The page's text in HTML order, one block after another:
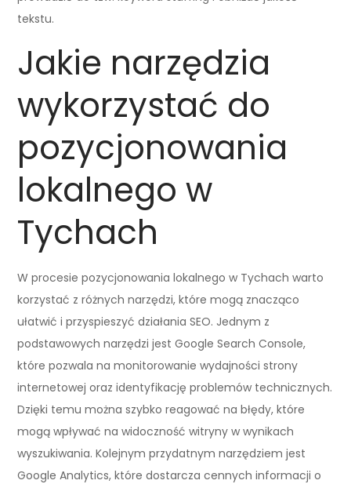
tekstu.
Jakie narzędzia
wykorzystać do
pozycjonowania
lokalnego w
Tychach
W procesie pozycjonowania lokalnego w Tychach warto
korzystać z różnych narzędzi, które mogą znacząco
ułatwić i przyspieszyć działania SEO. Jednym z
podstawowych narzędzi jest Google Search Console,
które pozwala na monitorowanie wydajności strony
internetowej oraz identyfikację problemów technicznych.
Dzięki temu można szybko reagować na błędy, które
mogą wpływać na widoczność witryny w wynikach
wyszukiwania. Kolejnym przydatnym narzędziem jest
Google Analytics, które dostarcza cennych informacji o